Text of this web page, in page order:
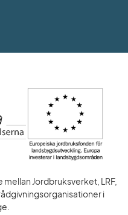
Jordbruksverket, LRF,
i